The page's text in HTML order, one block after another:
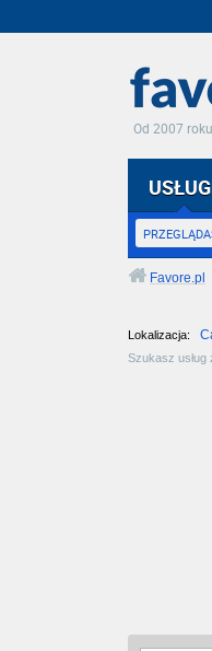
Od 2007
Favore.pl
Lokalizacja:
Szukasz